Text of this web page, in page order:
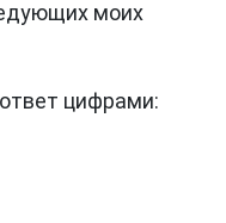
моих
цифрами: